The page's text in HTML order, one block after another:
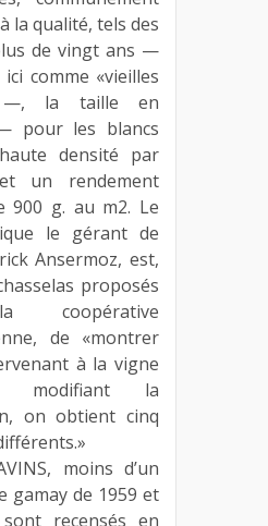
la qualité, tels des
de vingt ans —
comme «vieilles
—, la taille en
pour les blancs
densité par
un rendement
900 g. au m2. Le
le gérant de
Ansermoz, est,
proposés
de «montrer
à la vigne
la
on obtient cinq
moins d’un
gamay de 1959 et
recensés en